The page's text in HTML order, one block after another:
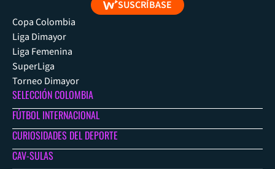
SUSCRÍBASE
Copa Colombia
Liga Dimayor
Liga Femenina
SuperLiga
Torneo Dimayor
SELECCIÓN COLOMBIA
FÚTBOL INTERNACIONAL
CURIOSIDADES DEL DEPORTE
CAV-SULAS